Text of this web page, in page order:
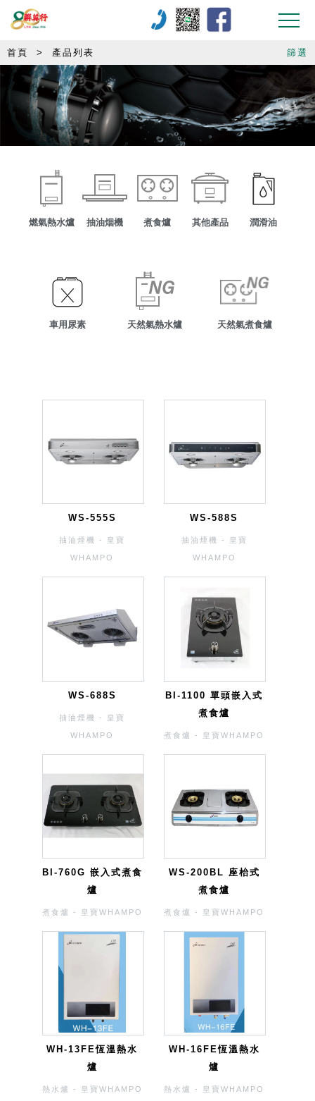
首頁 > 產品列表 篩選
燃氣熱水爐 抽油烟機 煮食爐 其他產品 潤滑油
車用尿素 天然氣熱水爐 天然氣煮食爐
WS-555S
抽油煙機 - 皇寶
WHAMPO
WS-588S
抽油煙機 - 皇寶
WHAMPO
WS-688S
抽油煙機 - 皇寶
WHAMPO
BI-1100 單頭嵌入式
煮食爐
煮食爐 - 皇寶WHAMPO
BI-760G 嵌入式煮食
爐
煮食爐 - 皇寶WHAMPO
WS-200BL 座枱式
煮食爐
煮食爐 - 皇寶WHAMPO
WH-13FE恆溫熱水
爐
熱水爐 - 皇寶WHAMPO
WH-16FE恆溫熱水
爐
熱水爐 - 皇寶WHAMPO